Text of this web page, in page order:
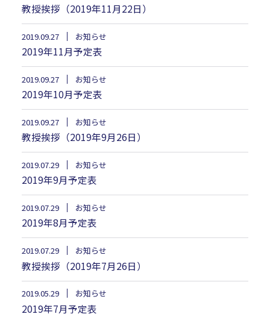
教授挨拶（2019年11月22日）
2019.09.27 お知らせ
2019年11月予定表
2019.09.27 お知らせ
2019年10月予定表
2019.09.27 お知らせ
教授挨拶（2019年9月26日）
2019.07.29 お知らせ
2019年9月予定表
2019.07.29 お知らせ
2019年8月予定表
2019.07.29 お知らせ
教授挨拶（2019年7月26日）
2019.05.29 お知らせ
2019年7月予定表